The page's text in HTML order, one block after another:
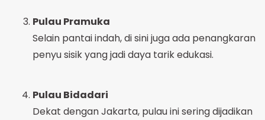
Pulau Pramuka
Selain pantai indah, di sini juga ada penangkaran
penyu sisik yang jadi daya tarik edukasi.
Pulau Bidadari
Dekat dengan Jakarta, pulau ini sering dijadikan